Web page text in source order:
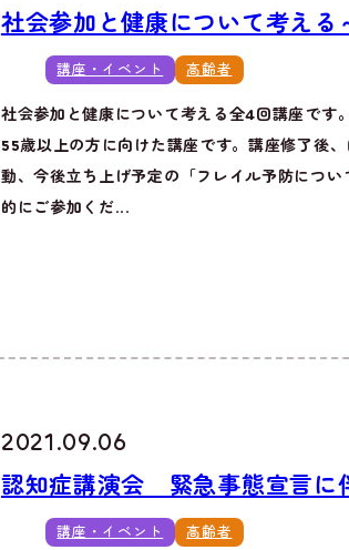
社会参加と健康について考え
講座・イベント 高齢者
社会参加と健康について考える全4回講座です
55歳以上の方に向けた講座です。講座修了後
動、今後立ち上げ予定の「フレイル予防につ
的にご参加くだ...
2021.09.06
認知症講演会 緊急事態宣言に
講座・イベント 高齢者